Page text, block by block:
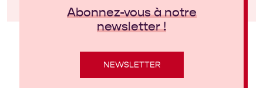
Abonnez-vous à notre
newsletter !
NEWSLETTER